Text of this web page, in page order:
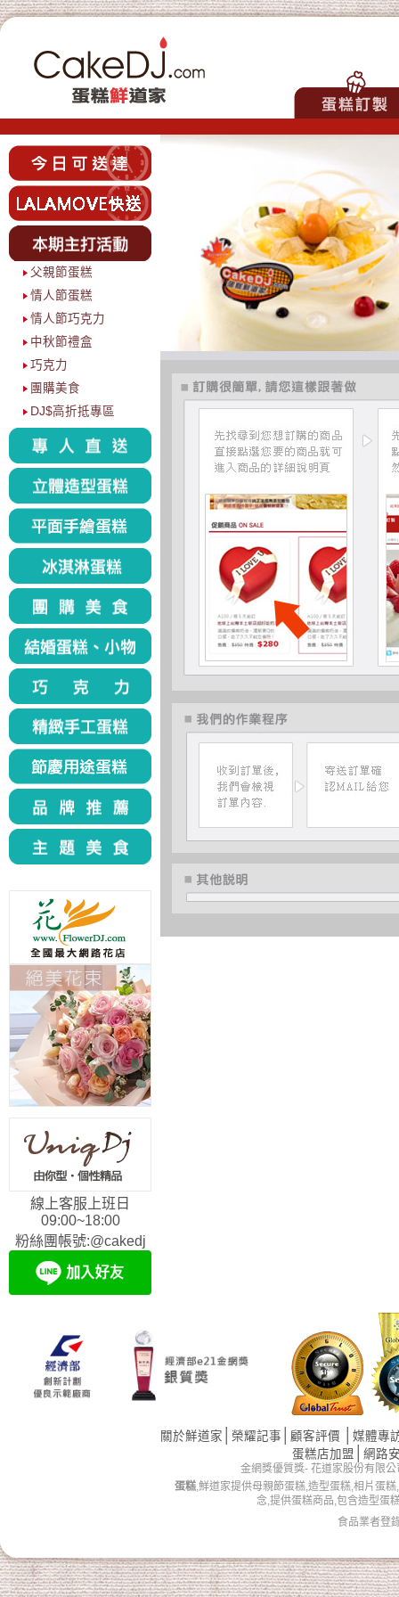
父親節蛋糕
情人節蛋糕
情人節巧克力
中秋節禮盒
巧克力
團購美食
DJ$高折抵專區
線上客服上班日
09:00~18:00
粉絲團帳號:@cakedj
關於鮮道家 榮耀記事 顧客評價
媒體專
蛋糕店加盟
網路
金網獎優質獎- 花道家股份有限
蛋糕,鮮道家提供母親節蛋糕,造型蛋糕,相片蛋
念,提供蛋糕商品,包含造型蛋
食品業者登